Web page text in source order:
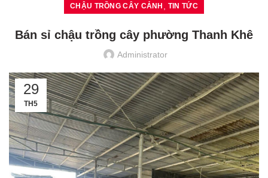
CHẬU TRỒNG CÂY CẢNH TIN TỨC
Bán sỉ chậu trồng cây phường Thanh Khê
Administrator
29
TH5